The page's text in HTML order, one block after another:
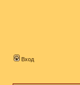
Вход